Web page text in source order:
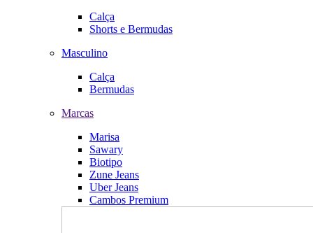
Calça
Shorts e Bermudas
Masculino
Calça
Bermudas
Marcas
Marisa
Sawary
Biotipo
Zune Jeans
Uber Jeans
Cambos Premium